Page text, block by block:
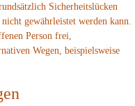
Sicherheitslücken
gewährleistet werden kann.
Person frei,
Wegen, beispielsweise